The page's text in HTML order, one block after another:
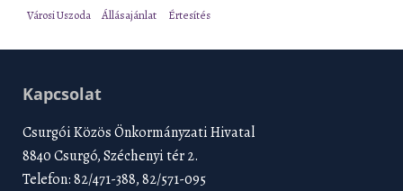
Városi Uszoda
Állásajánlat Értesítés
Kapcsolat
Csurgói Közös Önkormányzati Hivatal
8840 Csurgó, Széchenyi tér 2.
Telefon: 82/471-388, 82/571-095